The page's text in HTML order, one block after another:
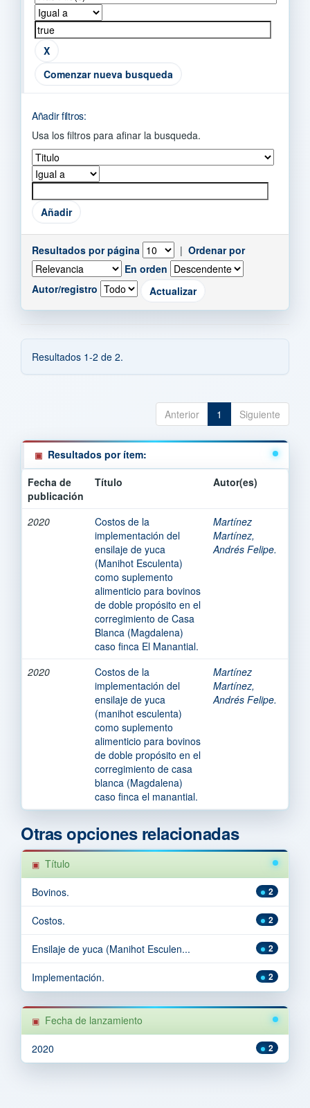
Comenzar nueva busqueda
Añadir filtros:
Usa los filtros para afinar la busqueda.
Resultados por página | Ordenar por
En orden
Autor/registro
Resultados 1-2 de 2.
Anterior 1 Siguiente
Resultados por ítem:
Fecha de
publicación
Título Autor(es)
2020
Costos de la
implementación del
ensilaje de yuca
(Manihot Esculenta)
como suplemento
alimenticio para bovinos
de doble propósito en el
corregimiento de Casa
Blanca (Magdalena)
caso finca El Manantial.
Martínez
Martínez,
Andrés Felipe.
2020
Costos de la
implementación del
ensilaje de yuca
(manihot esculenta)
como suplemento
alimenticio para bovinos
de doble propósito en el
corregimiento de casa
blanca (Magdalena)
caso finca el manantial.
Martínez
Martínez,
Andrés Felipe.
Otras opciones relacionadas
Título
2
Bovinos.
2
Costos.
2
Ensilaje de yuca (Manihot Esculen...
2
Implementación.
Fecha de lanzamiento
2
2020